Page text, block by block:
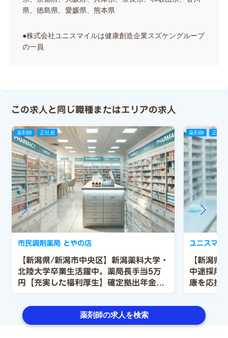
県、徳島県、愛媛県、熊本県
●株式会社ユニスマイルは健康創造企業スズケングループ
の一員
この求人と同じ職種またはエリアの求人
薬剤師 正社員
【新潟県/新潟市中央区】新潟薬科大学・
北陸大学卒業生活躍中。薬局長手当5万
円【充実した福利厚生】確定拠出年金制
【手厚い補助】各種資格取得補助制度
市民調剤薬局 とやの店
薬剤師 正社員
【新潟県
中途採用
康を応援
ユニスマ
薬剤師の求人を検索